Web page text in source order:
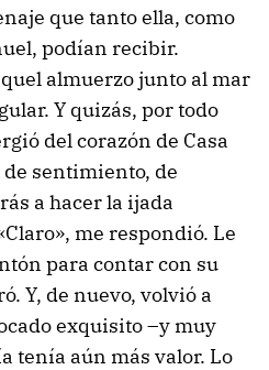
que tanto ella, como
podían recibir.
almuerzo junto al mar
Y quizás, por todo
del corazón de Casa
sentimiento, de
a hacer la ijada
me respondió. Le
para contar con su
Y, de nuevo, volvió a
exquisito –y muy
tenía aún más valor. Lo